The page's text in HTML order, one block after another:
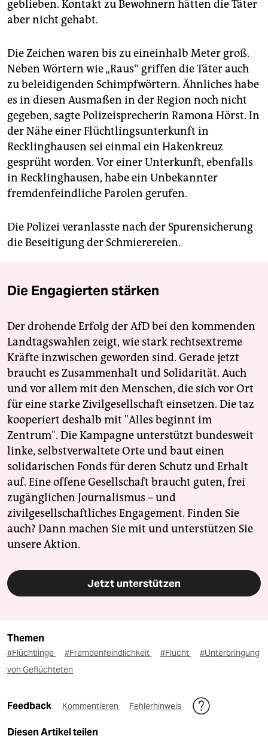
geblieben. Kontakt zu Bewohnern hätten die Täter
aber nicht gehabt.
Die Zeichen waren bis zu eineinhalb Meter groß.
Neben Wörtern wie „Raus“ griffen die Täter auch
zu beleidigenden Schimpfwörtern. Ähnliches habe
es in diesen Ausmaßen in der Region noch nicht
gegeben, sagte Polizeisprecherin Ramona Hörst. In
der Nähe einer Flüchtlingsunterkunft in
Recklinghausen sei einmal ein Hakenkreuz
gesprüht worden. Vor einer Unterkunft, ebenfalls
in Recklinghausen, habe ein Unbekannter
fremdenfeindliche Parolen gerufen.
Die Polizei veranlasste nach der Spurensicherung
die Beseitigung der Schmierereien.
Die Engagierten stärken
Der drohende Erfolg der AfD bei den kommenden
Landtagswahlen zeigt, wie stark rechtsextreme
Kräfte inzwischen geworden sind. Gerade jetzt
braucht es Zusammenhalt und Solidarität. Auch
und vor allem mit den Menschen, die sich vor Ort
für eine starke Zivilgesellschaft einsetzen. Die taz
kooperiert deshalb mit "Alles beginnt im
Zentrum". Die Kampagne unterstützt bundesweit
linke, selbstverwaltete Orte und baut einen
solidarischen Fonds für deren Schutz und Erhalt
auf. Eine offene Gesellschaft braucht guten, frei
zugänglichen Journalismus – und
zivilgesellschaftliches Engagement. Finden Sie
auch? Dann machen Sie mit und unterstützen Sie
unsere Aktion.
Jetzt unterstützen
Themen
#Flüchtlinge #Fremdenfeindlichkeit #Flucht
#Unterbringung
von Geflüchteten
Feedback Kommentieren Fehlerhinweis
Diesen Artikel teilen